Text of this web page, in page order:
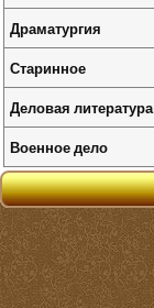
Драматургия
Старинное
Деловая литература
Военное дело